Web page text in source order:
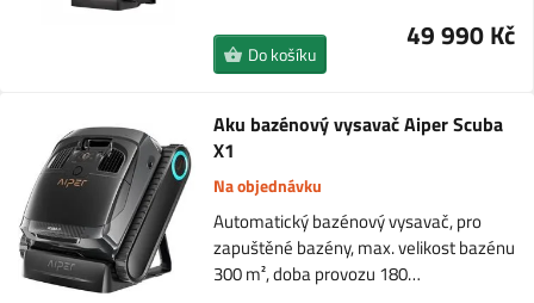
49 990 Kč
Do košíku
Aku bazénový vysavač Aiper Scuba
X1
Na objednávku
Automatický bazénový vysavač, pro
zapuštěné bazény, max. velikost bazénu
300 m², doba provozu 180…